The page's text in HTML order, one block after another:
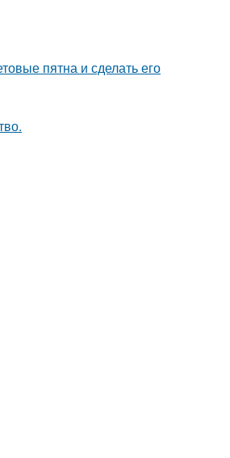
пятна и сделать его